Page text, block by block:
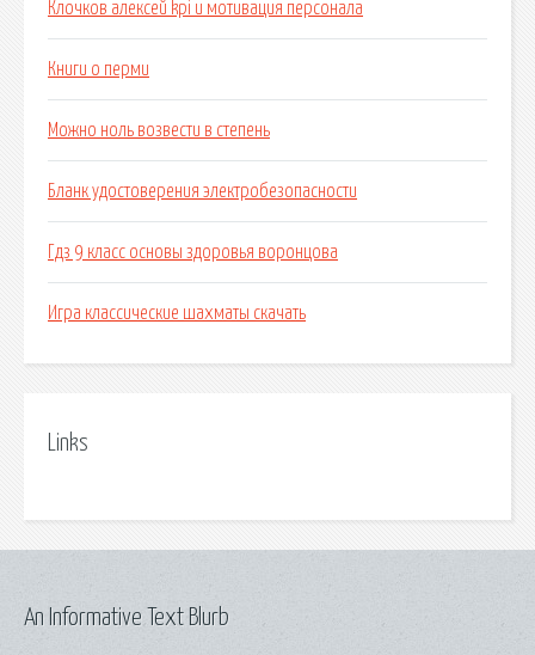
Клочков алексей kpi и мотивация персонала
Книги о перми
Можно ноль возвести в степень
Бланк удостоверения электробезопасности
Гдз 9 класс основы здоровья воронцова
Игра классические шахматы скачать
Links
An Informative Text Blurb